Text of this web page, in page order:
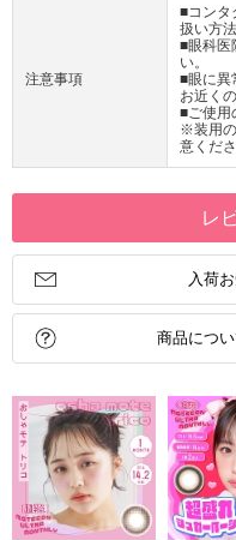
注意事項
■コンタ
扱い方
■眼科医
い。
■眼に異
お近く
■ご使用
※装用
意くださ
レ
入荷
商品につ